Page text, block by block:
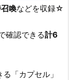
喚などを収録☆
確認できる計6
「カプセル」